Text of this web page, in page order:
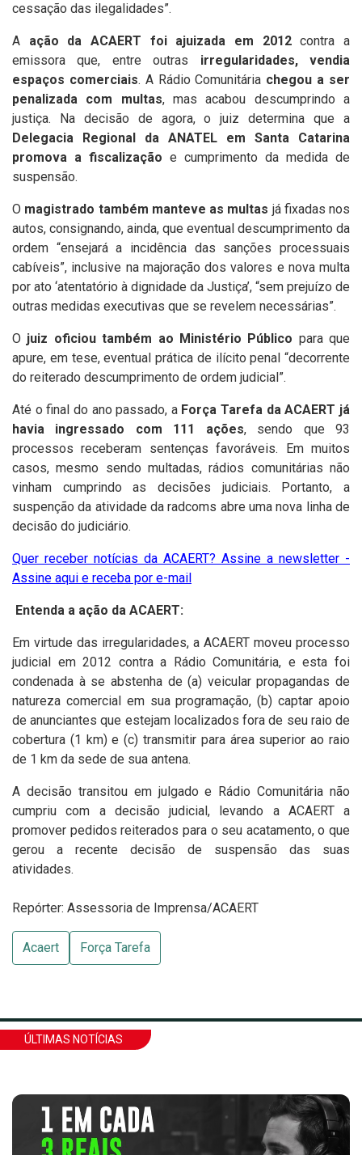
cessação das ilegalidades”.
A ação da ACAERT foi ajuizada em 2012contra a
emissora que, entre outras irregularidades, vendia
espaços comerciais. A Rádio Comunitária chegou a ser
penalizada com multas, mas acabou descumprindo a
justiça. Na decisão de agora, o juiz determina que a
Delegacia Regional da ANATEL em Santa Catarina
promova a fiscalização e cumprimento da medida de
suspensão.
O magistrado também manteve as multas já fixadas nos
autos, consignando, ainda, que eventual descumprimento da
ordem “ensejará a incidência das sanções processuais
cabíveis”, inclusive na majoração dos valores e nova multa
por ato ‘atentatório à dignidade da Justiça’, “sem prejuízo de
outras medidas executivas que se revelem necessárias”.
O juiz oficiou também ao Ministério Público para que
apure, em tese, eventual prática de ilícito penal “decorrente
do reiterado descumprimento de ordem judicial”.
Até o final do ano passado, a Força Tarefa da ACAERT já
havia ingressado com 111 ações, sendo que 93
processos receberam sentenças favoráveis. Em muitos
casos, mesmo sendo multadas, rádios comunitárias não
vinham cumprindo as decisões judiciais. Portanto, a
suspenção da atividade da radcoms abre uma nova linha de
decisão do judiciário.
Quer receber notícias da ACAERT? Assine a newsletter -
Assine aqui e receba por e-mail
Entenda a ação da ACAERT:
Em virtude das irregularidades, a ACAERT moveu processo
judicial em 2012 contra a Rádio Comunitária, e esta foi
condenada à se abstenha de (a) veicular propagandas de
natureza comercial em sua programação, (b) captar apoio
de anunciantes que estejam localizados fora de seu raio de
cobertura (1 km) e (c) transmitir para área superior ao raio
de 1 km da sede de sua antena.
A decisão transitou em julgado e Rádio Comunitária não
cumpriu com a decisão judicial, levando a ACAERT a
promover pedidos reiterados para o seu acatamento, o que
gerou a recente decisão de suspensão das suas
atividades.
Repórter: Assessoria de Imprensa/ACAERT
Acaert Força Tarefa
ÚLTIMAS NOTÍCIAS